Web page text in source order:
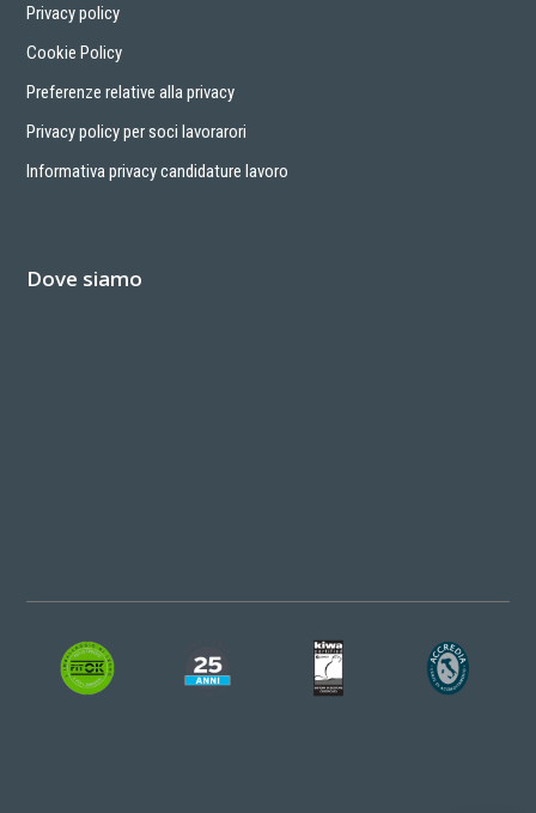
Privacy policy
Cookie Policy
Preferenze relative alla privacy
Privacy policy per soci lavorarori
Informativa privacy candidature lavoro
Dove siamo